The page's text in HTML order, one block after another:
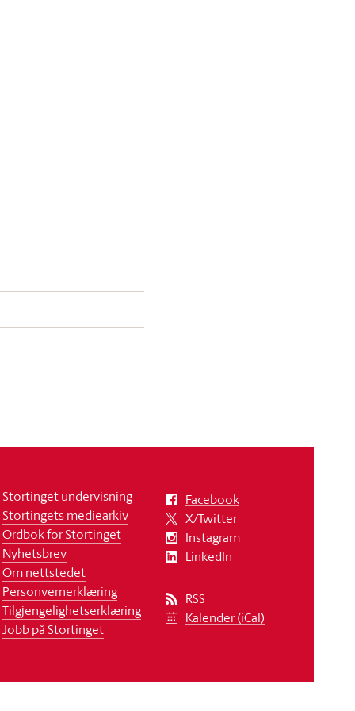
Stortinget undervisning
Stortingets mediearkiv
Ordbok for Stortinget
Nyhetsbrev
Om nettstedet
Personvernerklæring
Tilgjengelighetserklæring
Jobb på Stortinget
Facebook
X/Twitter
Instagram
LinkedIn
RSS
Kalender (iCal)